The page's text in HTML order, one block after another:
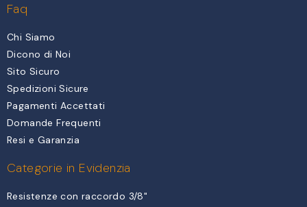
Faq
Chi Siamo
Dicono di Noi
Sito Sicuro
Spedizioni Sicure
Pagamenti Accettati
Domande Frequenti
Resi e Garanzia
Categorie in Evidenzia
Resistenze con raccordo 3/8"